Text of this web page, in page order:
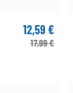
12,59 €
17,99 €